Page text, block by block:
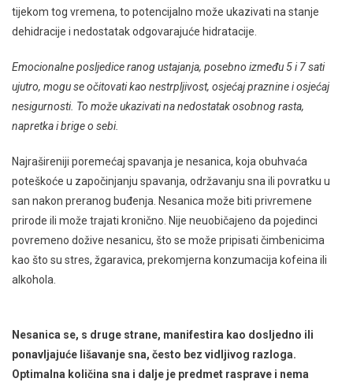
tijekom tog vremena, to potencijalno može ukazivati ​​na stanje
dehidracije i nedostatak odgovarajuće hidratacije.
Emocionalne posljedice ranog ustajanja, posebno između 5 i 7 sati
ujutro, mogu se očitovati kao nestrpljivost, osjećaj praznine i osjećaj
nesigurnosti. To može ukazivati ​​na nedostatak osobnog rasta,
napretka i brige o sebi.
Najrašireniji poremećaj spavanja je nesanica, koja obuhvaća
poteškoće u započinjanju spavanja, održavanju sna ili povratku u
san nakon preranog buđenja. Nesanica može biti privremene
prirode ili može trajati kronično. Nije neuobičajeno da pojedinci
povremeno dožive nesanicu, što se može pripisati čimbenicima
kao što su stres, žgaravica, prekomjerna konzumacija kofeina ili
alkohola.
Nesanica se, s druge strane, manifestira kao dosljedno ili
ponavljajuće lišavanje sna, često bez vidljivog razloga.
Optimalna količina sna i dalje je predmet rasprave i nema